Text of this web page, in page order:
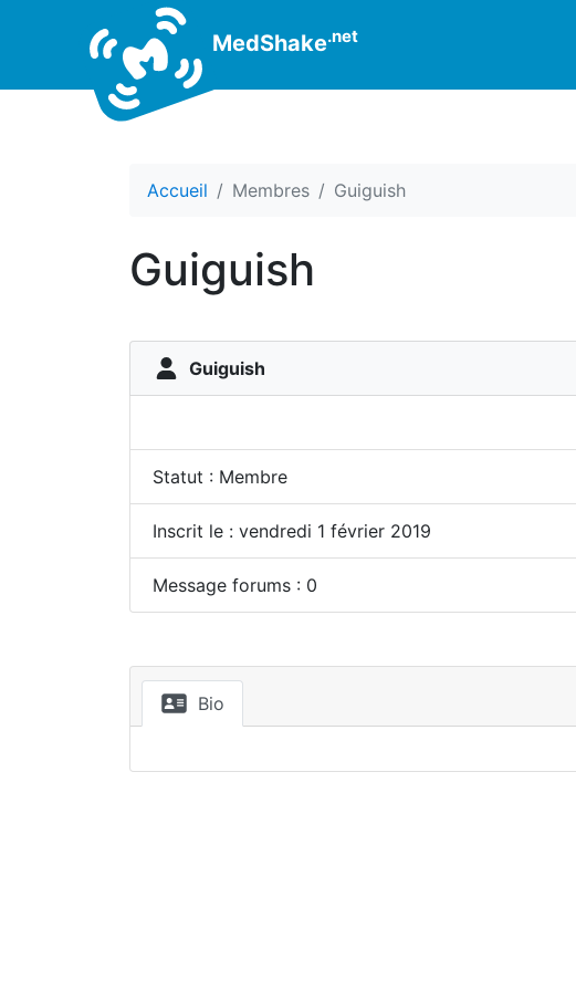
MedShake.net
Accueil Membres Guiguish
Guiguish
Guiguish
Statut : Membre
Inscrit le : vendredi 1 février 2019
Message forums : 0
Bio